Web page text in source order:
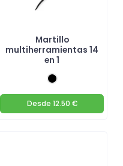
Martillo
multiherramientas 14
en 1
Desde 12.50 €